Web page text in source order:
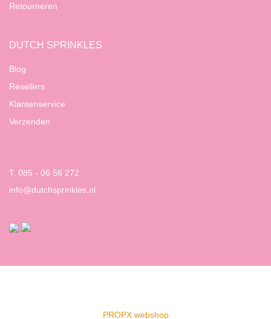
Retourneren
DUTCH SPRINKLES
Blog
Resellers
Klantenservice
Verzenden
T. 085 - 06 56 272
info@dutchsprinkles.nl
PROPX webshop